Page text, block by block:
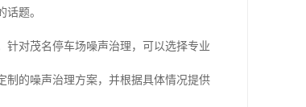
题。
对茂名停车场噪声治理，可以选择专业
制的噪声治理方案，并根据具体情况提供